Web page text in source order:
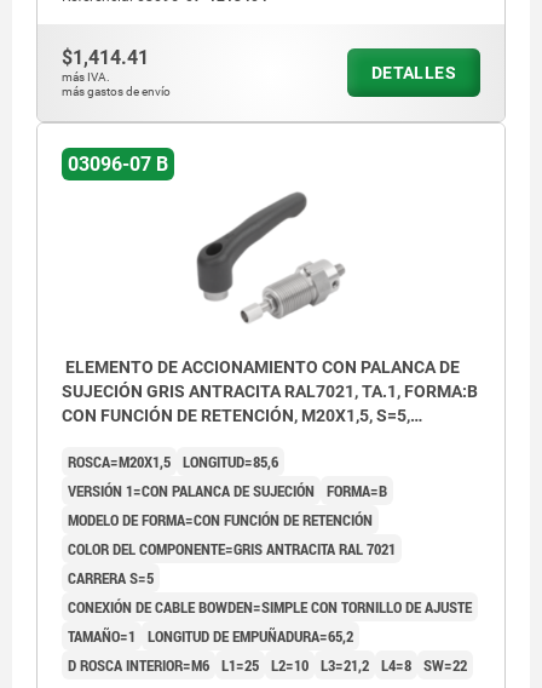
$1,414.41
más IVA.
más gastos de envío
DETALLES
03096-07 B
ELEMENTO DE ACCIONAMIENTO CON PALANCA DE
SUJECIÓN GRIS ANTRACITA RAL7021, TA.1, FORMA:B
CON FUNCIÓN DE RETENCIÓN, M20X1,5, S=5,
INOXIDABLE, COMP:TERMOPLÁSTICO
ROSCA=M20X1,5 LONGITUD=85,6
VERSIÓN 1=CON PALANCA DE SUJECIÓN FORMA=B
MODELO DE FORMA=CON FUNCIÓN DE RETENCIÓN
COLOR DEL COMPONENTE=GRIS ANTRACITA RAL 7021
CARRERA S=5
CONEXIÓN DE CABLE BOWDEN=SIMPLE CON TORNILLO DE AJUSTE
TAMAÑO=1
LONGITUD DE EMPUÑADURA=65,2
D ROSCA INTERIOR=M6 L1=25 L2=10 L3=21,2 L4=8 SW=22